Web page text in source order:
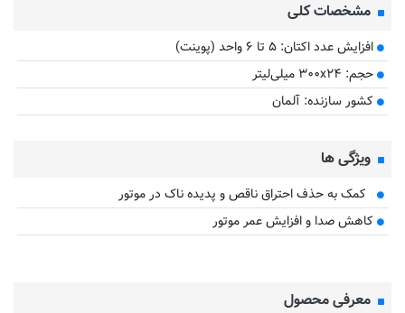
مشخصات کلی
افزایش عدد اکتان: ۵ تا ۶ واحد (پوینت)
حجم: ۳۰۰x۲۴ میلی‌لیتر
کشور سازنده: آلمان
ویژگی ها
کمک به حذف احتراق ناقص و پدیده ناک در موتور
کاهش صدا و افزایش عمر موتور
معرفی محصول